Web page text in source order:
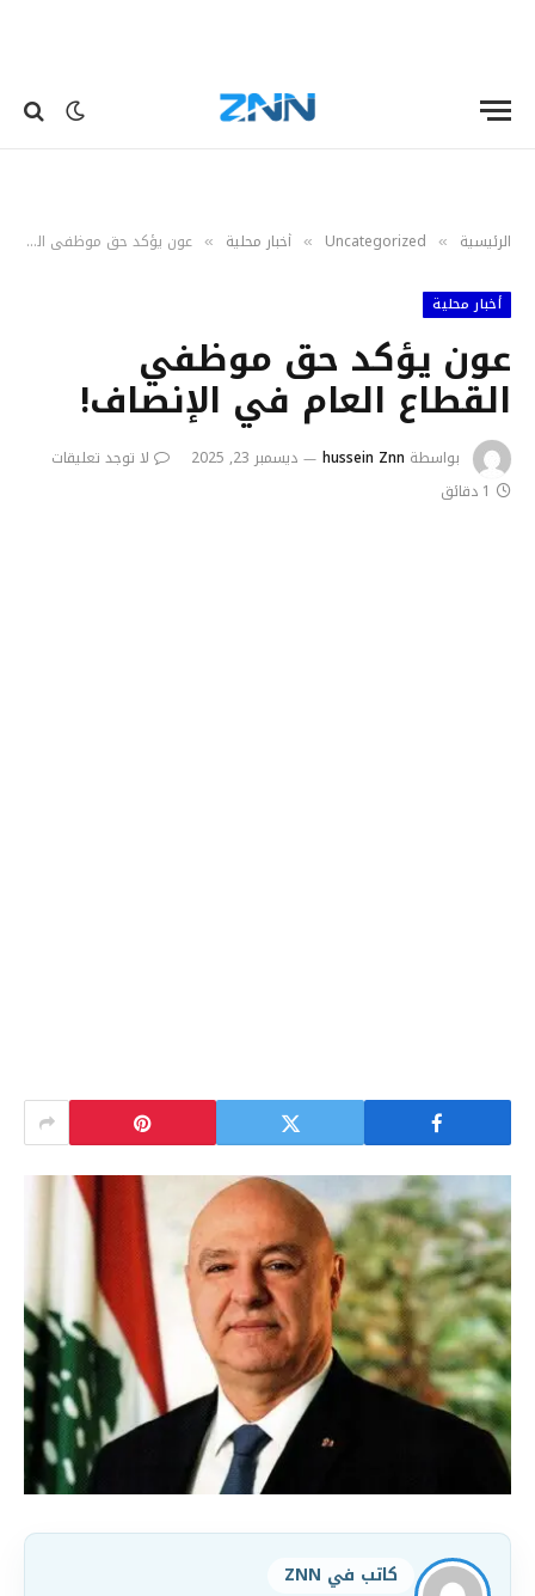
الرئيسية »
Uncategorized
» أخبار محلية » عون يؤكد حق موظفي القطاع العام في الإنصاف!
أخبار محلية
عون يؤكد حق موظفي
القطاع العام في الإنصاف!
بواسطة hussein Znn ديسمبر 23, 2025
لا توجد تعليقات
1 دقائق
كاتب في ZNN